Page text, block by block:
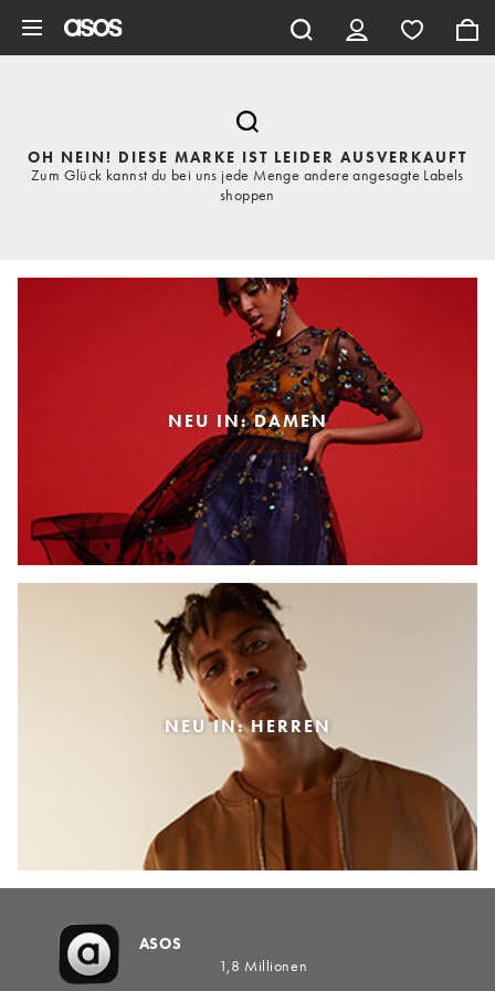
OH NEIN! DIESE MARKE IST LEIDER AUSVERKAUFT
Zum Glück kannst du bei uns jede Menge andere angesagte Labels
shoppen
NEU IN: DAMEN
NEU IN: HERREN
ASOS
1,8 Millionen